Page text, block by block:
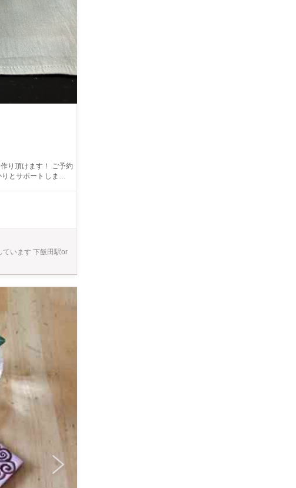
り頂けます！ ご予約
とサポートします！
ております、ご自身
ています 下飯田駅or